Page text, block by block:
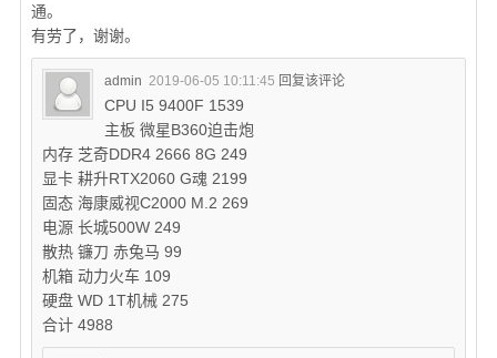
通。
有劳了，谢谢。
admin 2019-06-05 10:11:45 回复该评论
CPU I5 9400F 1539
主板 微星B360迫击炮
内存 芝奇DDR4 2666 8G 249
显卡 耕升RTX2060 G魂 2199
固态 海康威视C2000 M.2 269
电源 长城500W 249
散热 镰刀 赤兔马 99
机箱 动力火车 109
硬盘 WD 1T机械 275
合计 4988